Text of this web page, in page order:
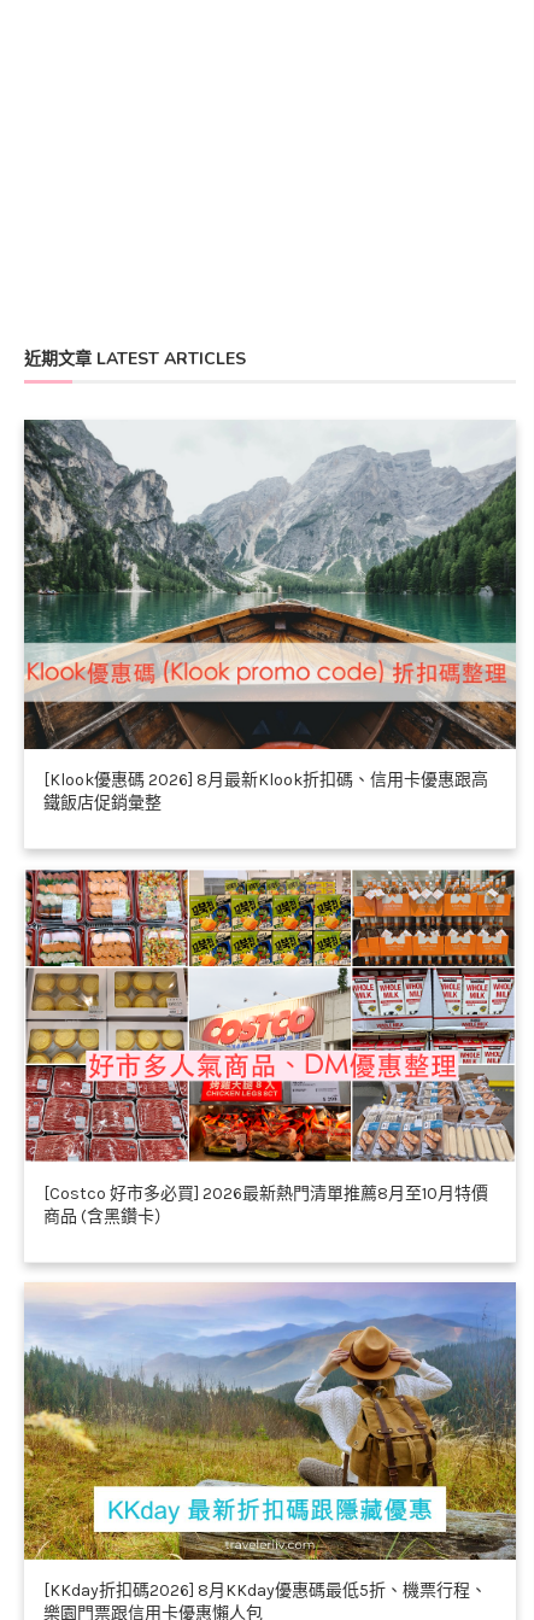
近期文章 LATEST ARTICLES
[Klook優惠碼 2026] 8月最新Klook折扣碼、信用卡優惠跟高
鐵飯店促銷彙整
[Costco 好市多必買] 2026最新熱門清單推薦8月至10月特價
商品 (含黑鑽卡）
[KKday折扣碼2026] 8月KKday優惠碼最低5折、機票行程、
樂園門票跟信用卡優惠懶人包